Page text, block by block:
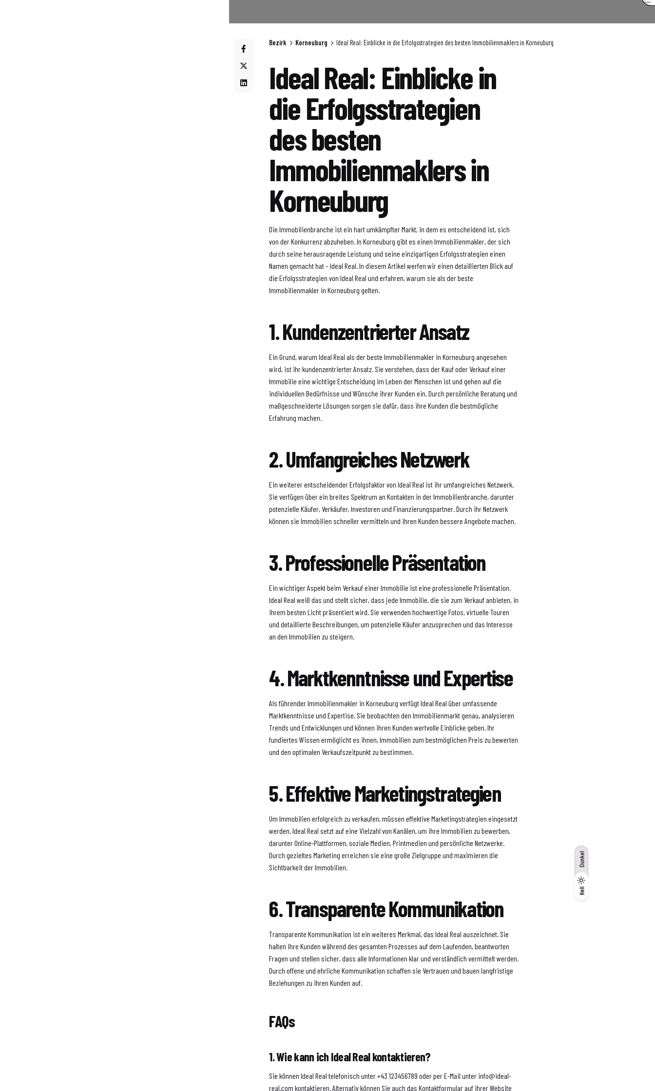
Hell
Dunkel
Hell
Dunkel
Bezirk Korneuburg Ideal Real: Einblicke in die Erfolgsstrategien des besten Immobilienmaklers in Korneuburg
Ideal Real: Einblicke in
die Erfolgsstrategien
des besten
Immobilienmaklers in
Korneuburg
Die Immobilienbranche ist ein hart umkämpfter Markt, in dem es entscheidend ist, sich
von der Konkurrenz abzuheben. In Korneuburg gibt es einen Immobilienmakler, der sich
durch seine herausragende Leistung und seine einzigartigen Erfolgsstrategien einen
Namen gemacht hat – Ideal Real. In diesem Artikel werfen wir einen detaillierten Blick auf
die Erfolgsstrategien von Ideal Real und erfahren, warum sie als der beste
Immobilienmakler in Korneuburg gelten.
1. Kundenzentrierter Ansatz
Ein Grund, warum Ideal Real als der beste Immobilienmakler in Korneuburg angesehen
wird, ist ihr kundenzentrierter Ansatz. Sie verstehen, dass der Kauf oder Verkauf einer
Immobilie eine wichtige Entscheidung im Leben der Menschen ist und gehen auf die
individuellen Bedürfnisse und Wünsche ihrer Kunden ein. Durch persönliche Beratung und
maßgeschneiderte Lösungen sorgen sie dafür, dass ihre Kunden die bestmögliche
Erfahrung machen.
2. Umfangreiches Netzwerk
Ein weiterer entscheidender Erfolgsfaktor von Ideal Real ist ihr umfangreiches Netzwerk.
Sie verfügen über ein breites Spektrum an Kontakten in der Immobilienbranche, darunter
potenzielle Käufer, Verkäufer, Investoren und Finanzierungspartner. Durch ihr Netzwerk
können sie Immobilien schneller vermitteln und ihren Kunden bessere Angebote machen.
3. Professionelle Präsentation
Ein wichtiger Aspekt beim Verkauf einer Immobilie ist eine professionelle Präsentation.
Ideal Real weiß das und stellt sicher, dass jede Immobilie, die sie zum Verkauf anbieten, in
ihrem besten Licht präsentiert wird. Sie verwenden hochwertige Fotos, virtuelle Touren
und detaillierte Beschreibungen, um potenzielle Käufer anzusprechen und das Interesse
an den Immobilien zu steigern.
4. Marktkenntnisse und Expertise
Als führender Immobilienmakler in Korneuburg verfügt Ideal Real über umfassende
Marktkenntnisse und Expertise. Sie beobachten den Immobilienmarkt genau, analysieren
Trends und Entwicklungen und können ihren Kunden wertvolle Einblicke geben. Ihr
fundiertes Wissen ermöglicht es ihnen, Immobilien zum bestmöglichen Preis zu bewerten
und den optimalen Verkaufszeitpunkt zu bestimmen.
5. Effektive Marketingstrategien
Um Immobilien erfolgreich zu verkaufen, müssen effektive Marketingstrategien eingesetzt
werden. Ideal Real setzt auf eine Vielzahl von Kanälen, um ihre Immobilien zu bewerben,
darunter Online-Plattformen, soziale Medien, Printmedien und persönliche Netzwerke.
Durch gezieltes Marketing erreichen sie eine große Zielgruppe und maximieren die
Sichtbarkeit der Immobilien.
6. Transparente Kommunikation
Transparente Kommunikation ist ein weiteres Merkmal, das Ideal Real auszeichnet. Sie
halten ihre Kunden während des gesamten Prozesses auf dem Laufenden, beantworten
Fragen und stellen sicher, dass alle Informationen klar und verständlich vermittelt werden.
Durch offene und ehrliche Kommunikation schaffen sie Vertrauen und bauen langfristige
Beziehungen zu ihren Kunden auf.
FAQs
1. Wie kann ich Ideal Real kontaktieren?
Sie können Ideal Real telefonisch unter +43 123456789 oder per E-Mail unter info@ideal-
real.com kontaktieren. Alternativ können Sie auch das Kontaktformular auf ihrer Website